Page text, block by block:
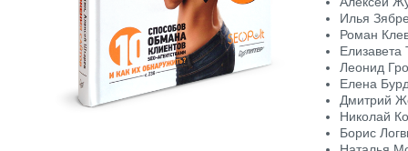
Илья
Роман
Елизавета
Леонид
Елена
Дмитрий
Николай
Борис